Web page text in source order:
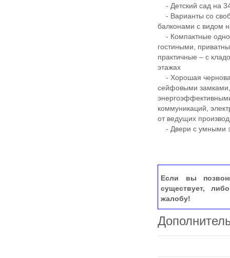
- Детский сад на
- Варианты со
балконами с видом
- Компактные
гостиными,
практичные – с
этажах
- Хорошая
сейфовыми
коммуникаций,
от ведущих
- Двери с умными
Если вы
существует,
жалобу!